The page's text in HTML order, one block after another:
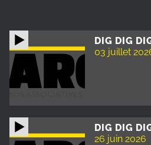
DIG DIG
03 juillet
DIG DIG
26 juin 2026